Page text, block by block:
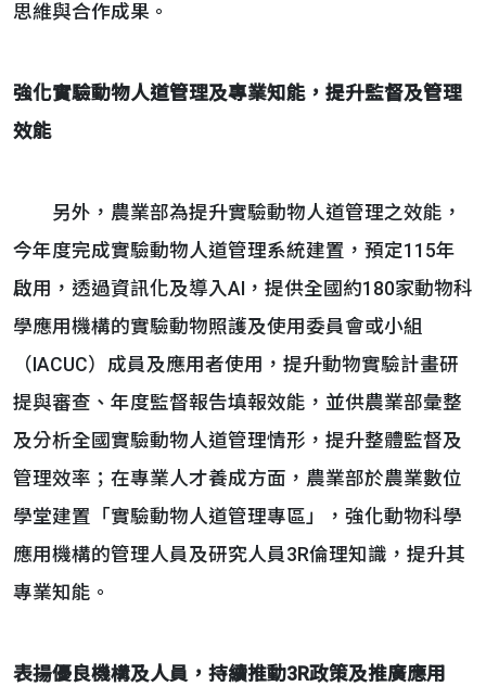
思維與合作成果。
強化實驗動物人道管理及專業知能，提升監督及管理
效能
另外，農業部為提升實驗動物人道管理之效能，
今年度完成實驗動物人道管理系統建置，預定115年
啟用，透過資訊化及導入AI，提供全國約180家動物科
學應用機構的實驗動物照護及使用委員會或小組
（IACUC）成員及應用者使用，提升動物實驗計畫研
提與審查、年度監督報告填報效能，並供農業部彙整
及分析全國實驗動物人道管理情形，提升整體監督及
管理效率；在專業人才養成方面，農業部於農業數位
學堂建置「實驗動物人道管理專區」，強化動物科學
應用機構的管理人員及研究人員3R倫理知識，提升其
專業知能。
表揚優良機構及人員，持續推動3R政策及推廣應用